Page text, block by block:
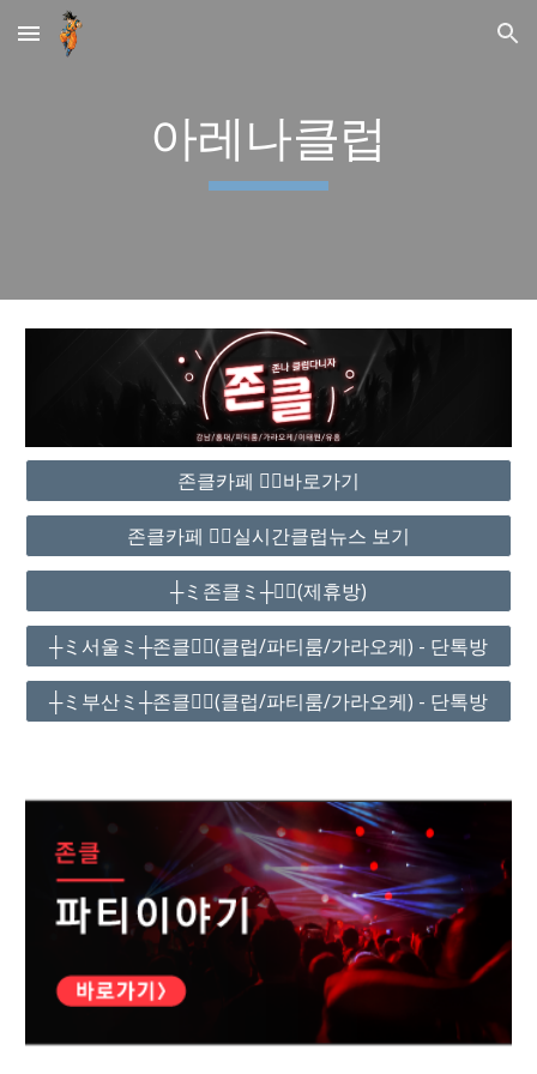
Skip to main content Skip to navigation
아레나클럽
존클카페 ❤️‍🔥바로가기
존클카페 ❤️‍🔥실시간클럽뉴스 보기
┼ミ존클ミ┼❤️‍🔥(제휴방)
┼ミ서울ミ┼존클❤️‍🔥(클럽/파티룸/가라오케) - 단톡방
┼ミ부산ミ┼존클❤️‍🔥(클럽/파티룸/가라오케) - 단톡방